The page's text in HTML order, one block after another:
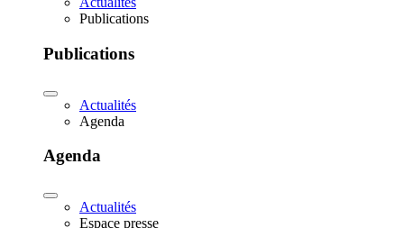
Publications
Publications
Actualités
Agenda
Agenda
Actualités
Espace presse